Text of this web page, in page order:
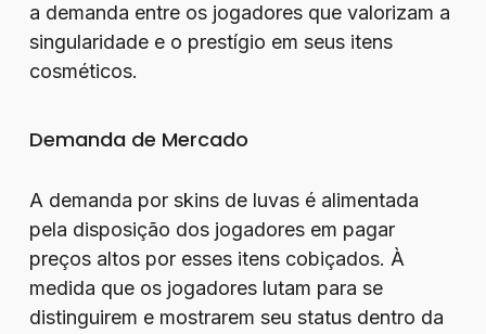
a demanda entre os jogadores que valorizam a
singularidade e o prestígio em seus itens
cosméticos.
Demanda de Mercado
A demanda por skins de luvas é alimentada
pela disposição dos jogadores em pagar
preços altos por esses itens cobiçados. À
medida que os jogadores lutam para se
distinguirem e mostrarem seu status dentro da